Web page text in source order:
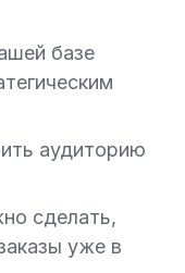
базе
аудиторию
сделать,
уже в